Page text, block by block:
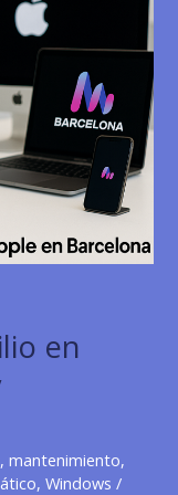
en
,mantenimiento,
,Windows /